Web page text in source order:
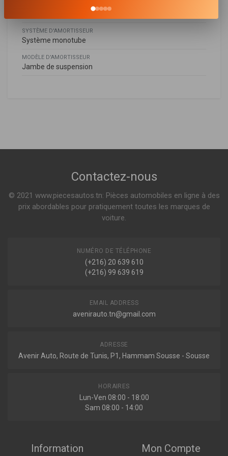
SYSTÈME D'AMORTISSEUR
Système monotube
MODÈLE D'AMORTISSEUR
Jambe de suspension
20341047
Amortisseur
Voir plus
Contactez-nous
© 2021 www.piecesautos.tn: Pièces automobiles en ligne à des
prix abordables pour pratiquement toutes les marques de
voiture.
NUMÉRO DE TÉLÉPHONE
(+216) 20 639 610
(+216) 99 639 619
EMAIL ADDRESS
avenirauto.tn@gmail.com
ADRESSE
Avenir Auto, Route de Tunis, P1, Hammam Sousse - Sousse
HORAIRES
Lun-Ven 08:00 - 18:00
Sam 08:00 - 14:00
Information Mon Compte